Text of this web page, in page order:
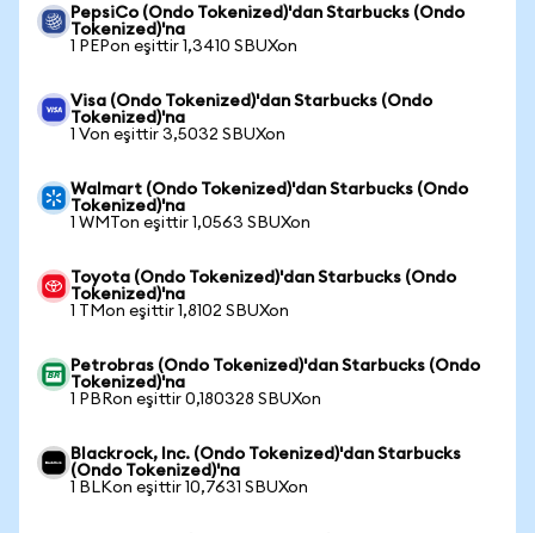
PepsiCo (Ondo Tokenized)'dan Starbucks (Ondo
Tokenized)'na
1 PEPon eşittir 1,3410 SBUXon
Visa (Ondo Tokenized)'dan Starbucks (Ondo
Tokenized)'na
1 Von eşittir 3,5032 SBUXon
Walmart (Ondo Tokenized)'dan Starbucks (Ondo
Tokenized)'na
1 WMTon eşittir 1,0563 SBUXon
Toyota (Ondo Tokenized)'dan Starbucks (Ondo
Tokenized)'na
1 TMon eşittir 1,8102 SBUXon
Petrobras (Ondo Tokenized)'dan Starbucks (Ondo
Tokenized)'na
1 PBRon eşittir 0,180328 SBUXon
Blackrock, Inc. (Ondo Tokenized)'dan Starbucks
(Ondo Tokenized)'na
1 BLKon eşittir 10,7631 SBUXon